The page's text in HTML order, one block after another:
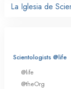
La Iglesia de
Scientologists @life
@life
@theOrg